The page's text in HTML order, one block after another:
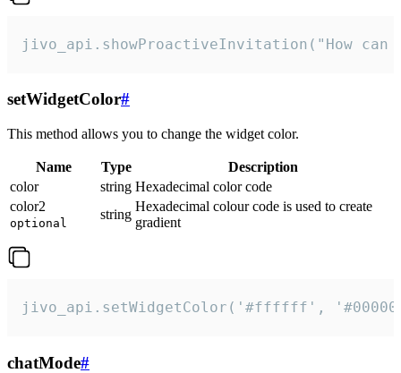
jivo_api.showProactiveInvitation("How
setWidgetColor#
This method allows you to change the widget color.
Name Type
Description
color
string Hexadecimal color code
color2
optional
string
Hexadecimal colour code is used to create
gradient
jivo_api.setWidgetColor('#ffffff',
chatMode#